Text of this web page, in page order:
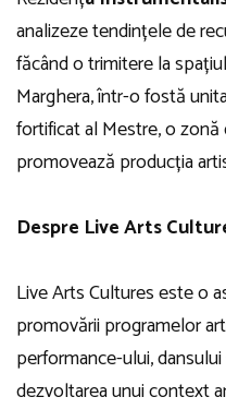
analizeze tendințele de
făcând o trimitere la
Marghera, într-o fostă
fortificat al Mestre, o
promovează producția
Despre Live Arts
Live Arts Cultures este o
promovării programelor
performance-ului,
dezvoltarea unui context